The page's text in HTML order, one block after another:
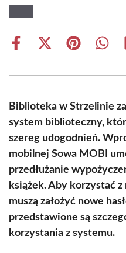
Share
Share
(Twitter)
Share Share
Biblioteka w Strzelinie
system biblioteczny,
szereg udogodnień.
mobilnej Sowa MOBI
przedłużanie
książek. Aby korzystać
muszą założyć nowe
przedstawione są
korzystania z systemu.